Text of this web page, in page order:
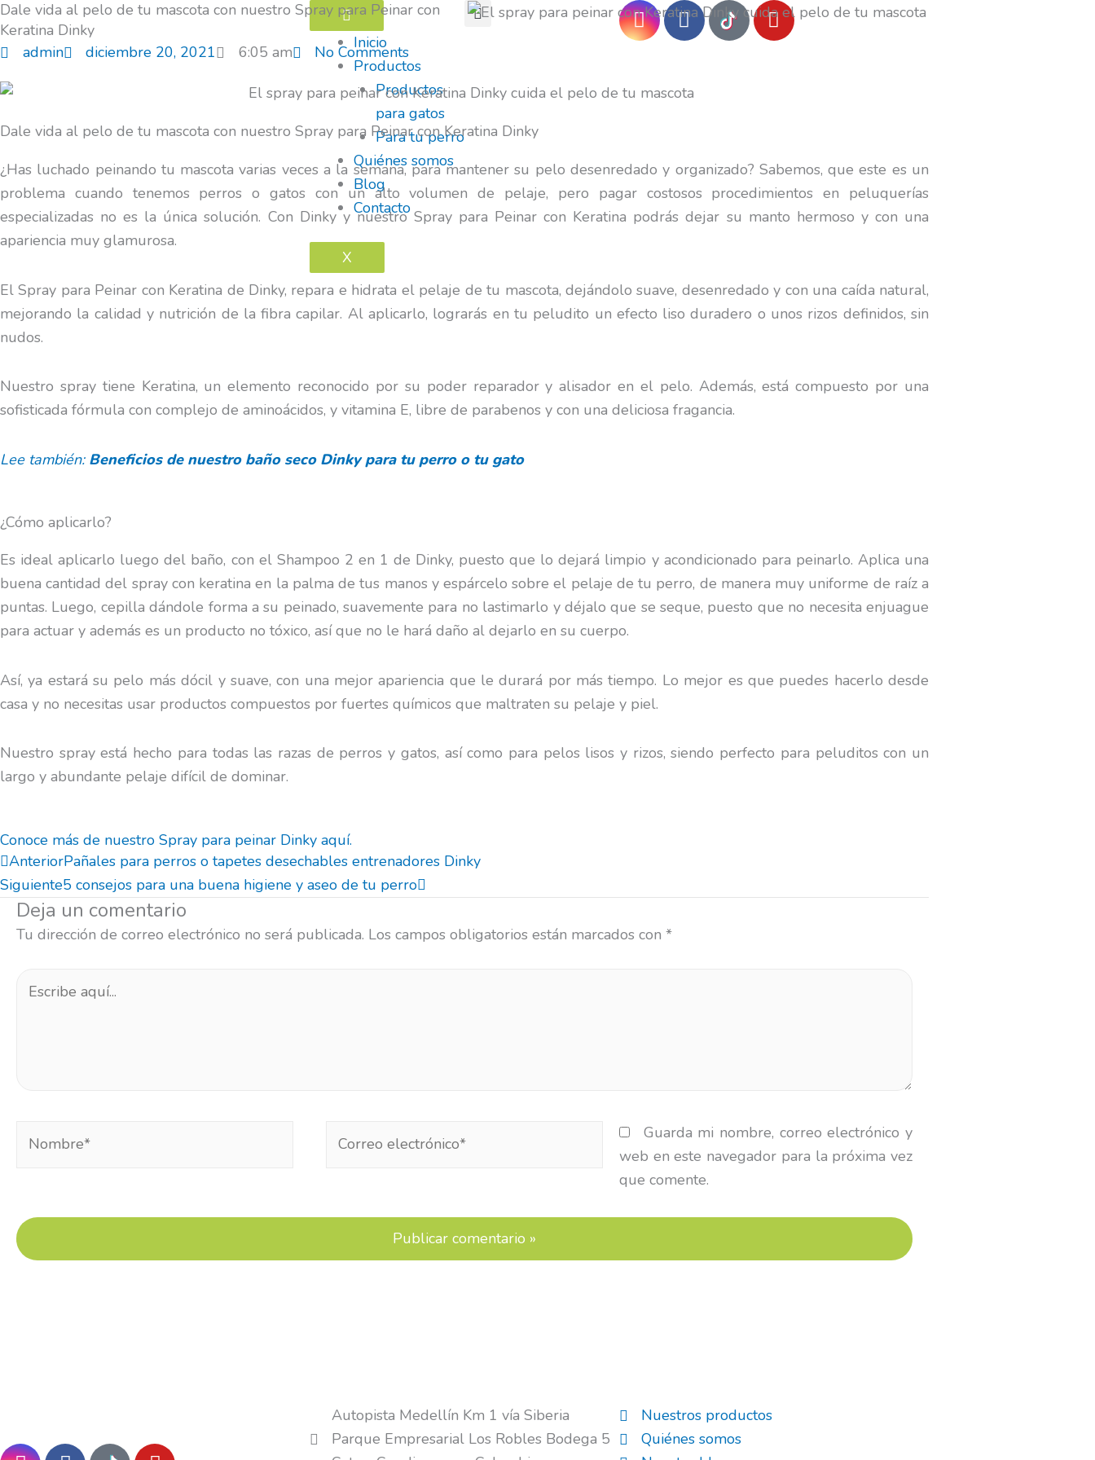
Ir
al
contenido
Inicio
Productos
Productos
para gatos
Para tu perro
Quiénes somos
Blog
Contacto
X
I
n
s
a
m
F
a
c
b
Y
o
u
Dale vida al pelo de tu mascota con nuestro Spray para Peinar con
Keratina Dinky
admin
diciembre 20, 2021 6:05 am No Comments
Dale vida al pelo de tu mascota con nuestro Spray para Peinar con Keratina Dinky
¿Has luchado peinando tu mascota varias veces a la semana, para mantener su pelo desenredado y organizado? Sabemos, que este es un
problema cuando tenemos perros o gatos con un alto volumen de pelaje, pero pagar costosos procedimientos en peluquerías
especializadas no es la única solución. Con Dinky y nuestro Spray para Peinar con Keratina podrás dejar su manto hermoso y con una
apariencia muy glamurosa.
El Spray para Peinar con Keratina de Dinky, repara e hidrata el pelaje de tu mascota, dejándolo suave, desenredado y con una caída natural,
mejorando la calidad y nutrición de la fibra capilar. Al aplicarlo, lograrás en tu peludito un efecto liso duradero o unos rizos definidos, sin
nudos.
Nuestro spray tiene Keratina, un elemento reconocido por su poder reparador y alisador en el pelo. Además, está compuesto por una
sofisticada fórmula con complejo de aminoácidos, y vitamina E, libre de parabenos y con una deliciosa fragancia.
Lee también: Beneficios de nuestro baño seco Dinky para tu perro o tu gato
¿Cómo aplicarlo?
Es ideal aplicarlo luego del baño, con el Shampoo 2 en 1 de Dinky, puesto que lo dejará limpio y acondicionado para peinarlo. Aplica una
buena cantidad del spray con keratina en la palma de tus manos y espárcelo sobre el pelaje de tu perro, de manera muy uniforme de raíz a
puntas. Luego, cepilla dándole forma a su peinado, suavemente para no lastimarlo y déjalo que se seque, puesto que no necesita enjuague
para actuar y además es un producto no tóxico, así que no le hará daño al dejarlo en su cuerpo.
Así, ya estará su pelo más dócil y suave, con una mejor apariencia que le durará por más tiempo. Lo mejor es que puedes hacerlo desde
casa y no necesitas usar productos compuestos por fuertes químicos que maltraten su pelaje y piel.
Nuestro spray está hecho para todas las razas de perros y gatos, así como para pelos lisos y rizos, siendo perfecto para peluditos con un
largo y abundante pelaje difícil de dominar.
Conoce más de nuestro Spray para peinar Dinky aquí.
Prev
AnteriorPañales para perros o tapetes desechables entrenadores Dinky
Siguiente5 consejos para una buena higiene y aseo de tu perro
Next
Deja un comentario
Tu dirección de correo electrónico no será publicada. Los campos obligatorios están marcados con *
aquí...
electrónico*
Guarda mi nombre, correo electrónico y
web en este navegador para la próxima vez
que comente.
I F Y
Autopista Medellín Km 1 vía Siberia
Parque Empresarial Los Robles Bodega 5
Nuestros productos
Quiénes somos